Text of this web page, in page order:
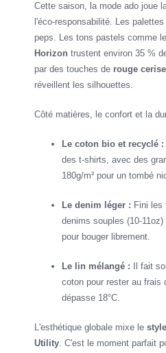
Cette saison, la mode ado joue
l'éco-responsabilité. Les
peps. Les tons pastels comme le
Horizon trustent environ 35 %
par des touches de rouge cerise
réveillent les silhouettes.
Côté matières, le confort et la
Le coton bio et recyclé :
des t-shirts, avec des
180g/m² pour un tombé
Le denim léger : Fini les
denims souples (10-
pour bouger librement.
Le lin mélangé : Il fait
coton pour rester au frais
dépasse 18°C.
L'esthétique globale mixe le
Utility. C'est le moment parfait